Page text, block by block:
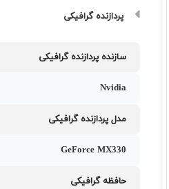
پردازنده گرافیکی
سازنده پردازنده گرافیکی
Nvidia
مدل پردازنده گرافیکی
GeForce MX330
حافظه گرافیکی